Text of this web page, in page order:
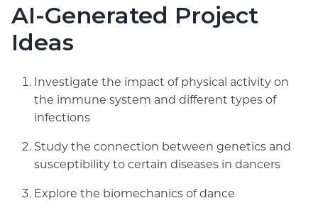
AI-Generated Project
Ideas
Investigate the impact of physical activity on
the immune system and different types of
infections
Study the connection between genetics and
susceptibility to certain diseases in dancers
Explore the biomechanics of dance